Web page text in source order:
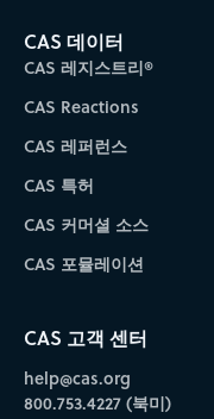
CAS 데이터
CAS 레지스트리®
CAS Reactions
CAS 레퍼런스
CAS 특허
CAS 커머셜 소스
CAS 포뮬레이션
CAS 고객 센터
help@cas.org
800.753.4227 (북미)